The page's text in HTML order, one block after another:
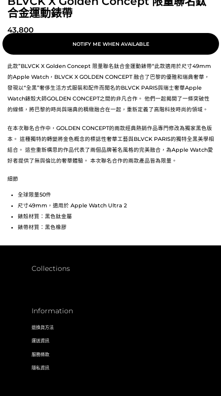
合金運動錶帶
43,800
NOTIFY ME WHEN AVAILABLE
此款”BLVCK X Golden Concept 限量聯名鈦合金運動錶帶“此款適用於尺寸49mm
的Apple Watch，BLVCK X GOLDEN CONCEPT 融合了巴黎的優雅和瑞典奢華，
發現以“全黑”奢侈生活方式服裝和配件而聞名的BLVCK PARIS與瑞士奢華Apple
Watch錶殼大師GOLDEN CONCEPT之間的非凡合作。 他們一起揭開了一條突破性
的線條，將巴黎的時尚與瑞典的精緻融合在一起，重新定義了高階科技時尚的領域。
在本次聯名合作中，GOLDEN CONCEPT的兩款經典熱銷作品專門修改為獨家黑色版
本。 這種獨特的轉變將金色概念的標誌性奢華工藝與BLVCK PARIS的獨特全黑美學相
結合。 這些重新構思的作品代表了兩個品牌著名風格的完美融合，為Apple Watch愛
好者提供了無與倫比的奢華體驗。 本次聯名合作的兩款產品皆為限量。
細節
全球限量50件
尺寸49mm，適用於 Apple Watch Ultra 2
錶殼材質：黑色鈦金屬
錶帶材質：黑色橡膠
Collections
Information
退換貨方法
運送資訊
服務條款
隱私資訊